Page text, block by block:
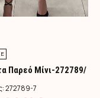
Παρεό Μίνι-272789/
272789-7